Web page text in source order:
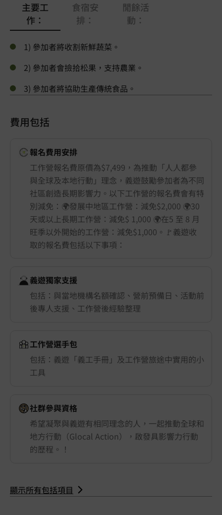
主要工
作：
食宿安
排：
閒餘活
動：
1) 參加者將收割新鮮蔬菜。
2) 參加者會撿拾松果，支持農業。
3) 參加者將協助生產傳統食品。
費用包括
報名費用安排
工作營報名費原價為$7,499，為推動「人人都參
與全球及本地行動」理念，義遊鼓勵參加者為不同
社區創造長期影響力。以下工作營的報名費會有特
別減免：🌍發展中地區工作營：減免$2,000 🌍30
天或以上長期工作營：減免$ 1,000 🌍在5 至 8 月
旺季以外開始的工作營：減免$1,000。🚩義遊收
取的報名費包括以下事項：
義遊獨家支援
包括：與當地機構名額確認、營前預備日、活動前
後專人支援、工作營後經驗整理
工作營選手包
包括：義遊「義工手冊」及工作營旅途中實用的小
工具
社群參與資格
希望凝聚與義遊有相同理念的人，一起推動全球和
地方行動（Glocal Action），啟發具影響力行動
的歷程。！
顯示所有包括項目